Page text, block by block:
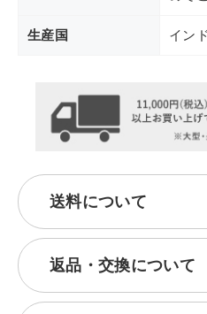
生産国 インド
送料について
返品・交換について